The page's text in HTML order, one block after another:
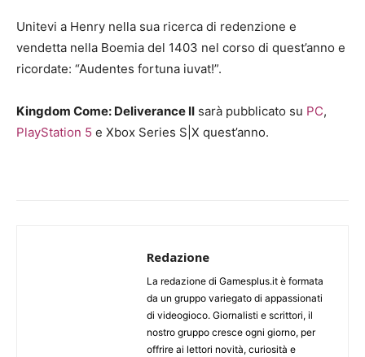
Unitevi a Henry nella sua ricerca di redenzione e
vendetta nella Boemia del 1403 nel corso di quest’anno e
ricordate: “Audentes fortuna iuvat!”.
Kingdom Come: Deliverance II sarà pubblicato su PC,
PlayStation 5 e Xbox Series S|X quest’anno.
Redazione
La redazione di Gamesplus.it è formata
da un gruppo variegato di appassionati
di videogioco. Giornalisti e scrittori, il
nostro gruppo cresce ogni giorno, per
offrire ai lettori novità, curiosità e